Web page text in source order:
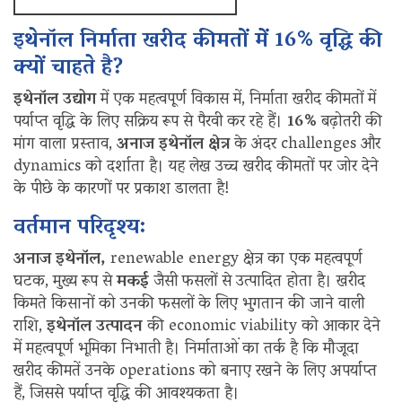
इथेनॉल निर्माता खरीद कीमतों में 16% वृद्धि की
क्यों चाहते है?
इथेनॉल उद्योगमें एक महत्वपूर्ण विकास में, निर्माता खरीद कीमतों में
पर्याप्त वृद्धि के लिए सक्रिय रूप से पैरवी कर रहे हैं। 16%बढ़ोतरी की
मांग वाला प्रस्ताव,अनाज इथेनॉल क्षेत्रके अंदर challenges और
dynamics को दर्शाता है। यह लेख उच्च खरीद कीमतों पर जोर देने
के पीछे के कारणों पर प्रकाश डालता है!
वर्तमान परिदृश्य:
अनाज इथेनॉल,renewable energy क्षेत्र का एक महत्वपूर्ण
घटक, मुख्य रूप सेमकईजैसी फसलों से उत्पादित होता है। खरीद
किमते किसानों को उनकी फसलों के लिए भुगतान की जाने वाली
राशि,इथेनॉल उत्पादनकी economic viability को आकार देने
में महत्वपूर्ण भूमिका निभाती है। निर्माताओं का तर्क है कि मौजूदा
खरीद कीमतें उनके operations को बनाए रखने के लिए अपर्याप्त
हैं, जिससे पर्याप्त वृद्धि की आवश्यकता है।